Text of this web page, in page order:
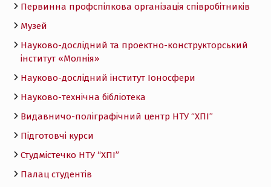
Первинна профспілкова організація співробітників
Музей
Науково-дослідний та проектно-конструкторський
інститут «Молнія»
Науково-дослідний інститут Іоносфери
Науково-технічна бібліотека
Видавничо-поліграфічний центр НТУ “ХПІ”
Підготовчі курси
Студмістечко НТУ “ХПІ”
Палац студентів